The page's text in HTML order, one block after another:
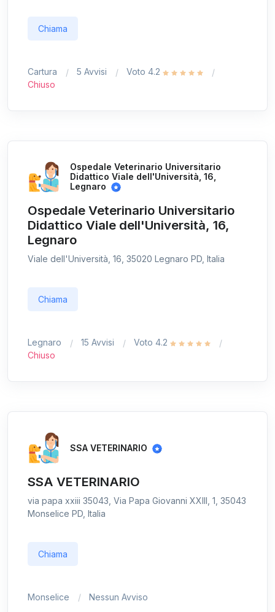
Chiama
Cartura 5 Avvisi
Voto 4.2
Chiuso
Ospedale Veterinario Universitario
Didattico Viale dell'Università, 16,
Legnaro
Ospedale Veterinario Universitario
Didattico Viale dell'Università, 16,
Legnaro
Viale dell'Università, 16, 35020 Legnaro PD, Italia
Chiama
Legnaro 15 Avvisi
Voto 4.2
Chiuso
SSA VETERINARIO
SSA VETERINARIO
via papa xxiii 35043, Via Papa Giovanni XXIII, 1, 35043
Monselice PD, Italia
Chiama
Monselice Nessun Avviso